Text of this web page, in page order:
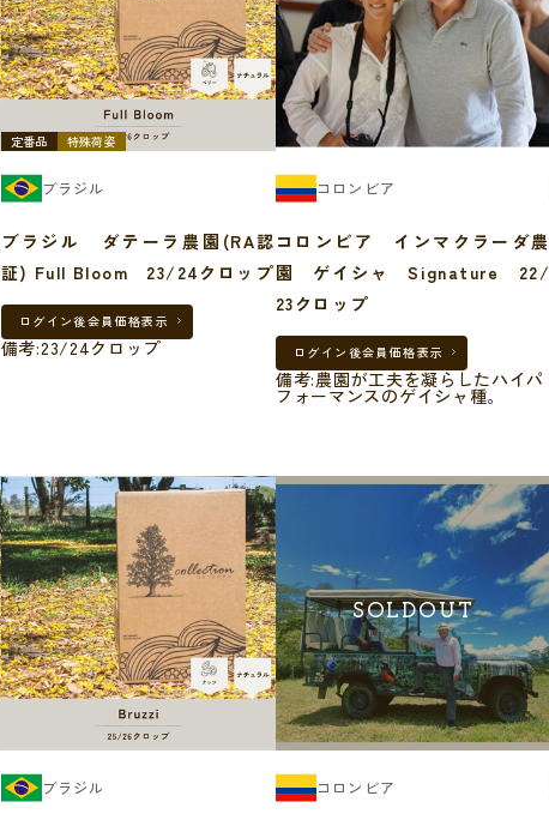
定番品 特殊荷姿
ブラジル
ブラジル ダテーラ農園(RA認
証) Full Bloom 23/24クロップ
ログイン後会員価格表示
備考:23/24クロップ
コロンビア
コロンビア インマクラーダ農
園 ゲイシャ Signature 22/
23クロップ
ログイン後会員価格表示
備考:農園が工夫を凝らしたハイパ
フォーマンスのゲイシャ種。
ブラジル
SOLDOUT
コロンビア